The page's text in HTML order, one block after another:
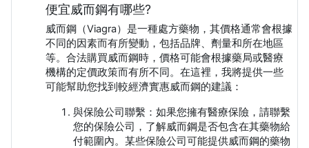
便宜威而鋼有哪些?
威而鋼（Viagra）是一種處方藥物，其價格通常會根據
不同的因素而有所變動，包括品牌、劑量和所在地區
等。合法購買威而鋼時，價格可能會根據藥局或醫療
機構的定價政策而有所不同。在這裡，我將提供一些
可能幫助您找到較經濟實惠威而鋼的建議：
與保險公司聯繫：如果您擁有醫療保險，請聯繫
您的保險公司，了解威而鋼是否包含在其藥物給
付範圍內。某些保險公司可能提供威而鋼的藥物